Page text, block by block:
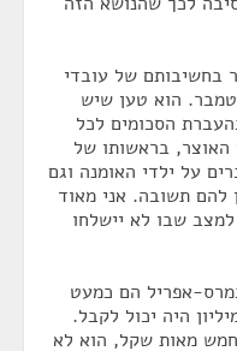
בחשיבותם של עובדי
צריך אותם ל-1 בספטמבר. הוא טען שיש
הסכומים לכל
האוצר, בראשותו של
על ילדי האומנה וגם
להם תשובה. אני מאוד
למצב שבו לא יישלחו
אפריל הם כמעט
עבדו. כל מי שהיה פחות מ-20 מיליון היה יכול לקבל.
קיבל 20 מיליון וחמש מאות שקל, הוא לא